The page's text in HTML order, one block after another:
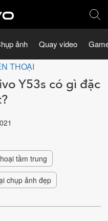
ảnh Quay video
THOẠI
Y53s có gì đặc
tầm trung
chụp ảnh đẹp